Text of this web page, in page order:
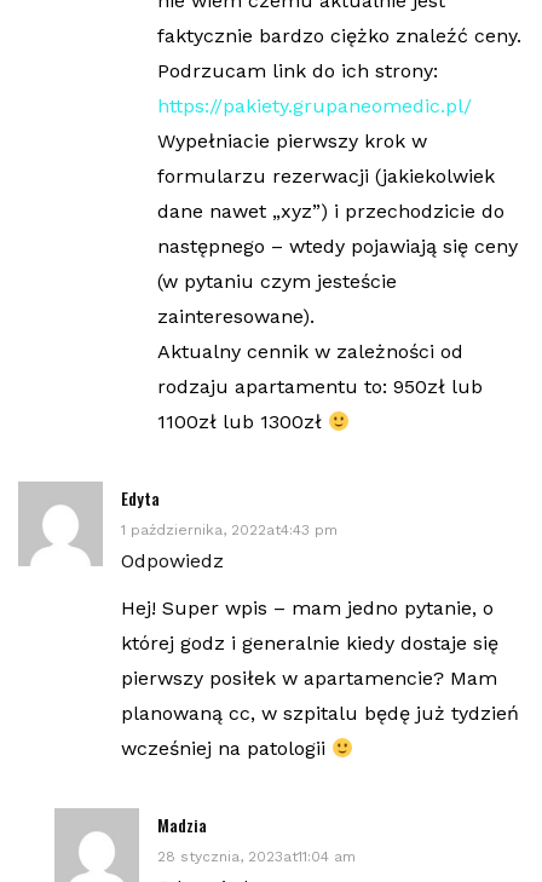
faktycznie bardzo ciężko znaleźć ceny.
Podrzucam link do ich strony:
https://pakiety.grupaneomedic.pl/
Wypełniacie pierwszy krok w
formularzu rezerwacji (jakiekolwiek
dane nawet „xyz”) i przechodzicie do
następnego – wtedy pojawiają się ceny
(w pytaniu czym jesteście
zainteresowane).
Aktualny cennik w zależności od
rodzaju apartamentu to: 950zł lub
1100zł lub 1300zł
Edyta
1 października, 2022at4:43 pm
Odpowiedz
Hej! Super wpis – mam jedno pytanie, o
której godz i generalnie kiedy dostaje się
pierwszy posiłek w apartamencie? Mam
planowaną cc, w szpitalu będę już tydzień
wcześniej na patologii
Madzia
28 stycznia, 2023at11:04 am